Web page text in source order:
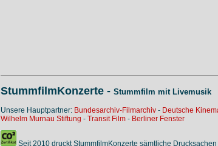
StummfilmKonzerte - Stummfilm mit Livemusik
Unsere Hauptpartner: Bundesarchiv-Filmarchiv - Deutsche
Wilhelm Murnau Stiftung - Transit Film - Berliner Fenster
Seit 2010 druckt StummfilmKonzerte sämtliche